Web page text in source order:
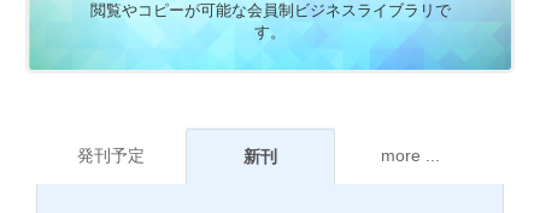
閲覧やコピーが可能な会員制ビジネスライブラリで
す。
発刊予定 新刊 more ...